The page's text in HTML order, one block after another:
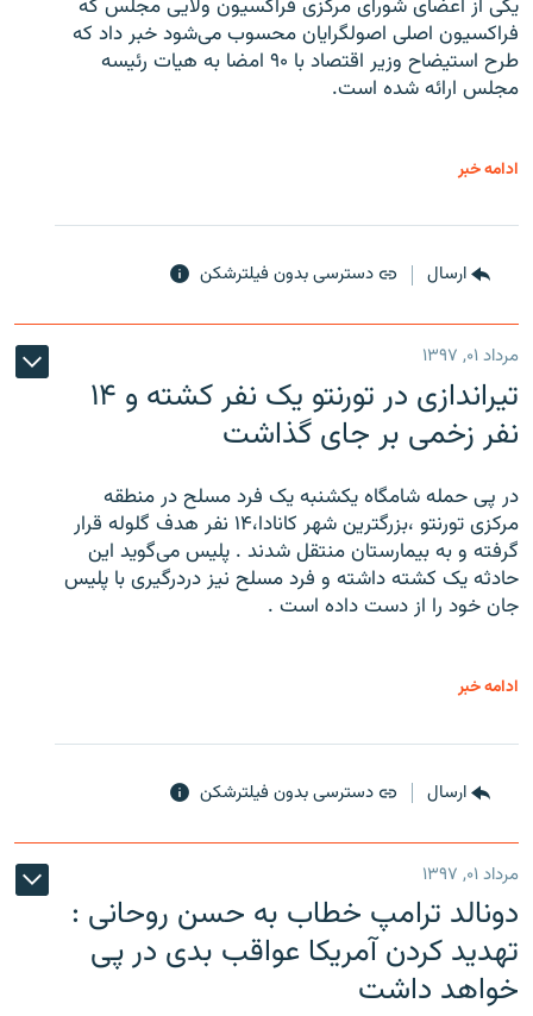
یکی از اعضای شورای مرکزی فراکسیون ولایی مجلس که
فراکسیون اصلی اصولگرایان محسوب می‌شود خبر داد که
طرح استیضاح وزیر اقتصاد با ۹۰ امضا به هیات رئیسه
مجلس ارائه شده است.
ادامه خبر
ارسال دسترسی بدون فیلترشکن
مرداد ۰۱, ۱۳۹۷
تیراندازی در تورنتو یک نفر کشته و ۱۴
نفر زخمی بر جای گذاشت
در پی حمله شامگاه یکشنبه یک فرد مسلح در منطقه
مرکزی تورنتو ،‌بزرگترین شهر کانادا،۱۴ نفر هدف گلوله قرار
گرفته و به بیمارستان منتقل شدند . پلیس می‌گوید این
حادثه یک کشته داشته و فرد مسلح نیز دردرگیری با پلیس
جان خود را از دست داده است .
ادامه خبر
ارسال دسترسی بدون فیلترشکن
مرداد ۰۱, ۱۳۹۷
دونالد ترامپ خطاب به حسن روحانی :
تهدید کردن آمریکا عواقب بدی در پی
خواهد داشت